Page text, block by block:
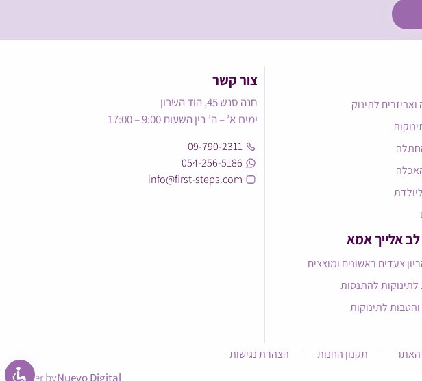
לתינוק
אלייך אמא​
צעדים ראשונים ומוצצים
לתינוקות להתנסות
והטבות לתינוקות
צור קשר
חנה סנש 45, הוד השרון
ימים א’ – ה’ בין השעות 9:00 – 17:00
09-790-2311
054-256-5186
info@first-steps.com
האתר תקנון החנות הצהרת נגישות
power byNuevo Digital